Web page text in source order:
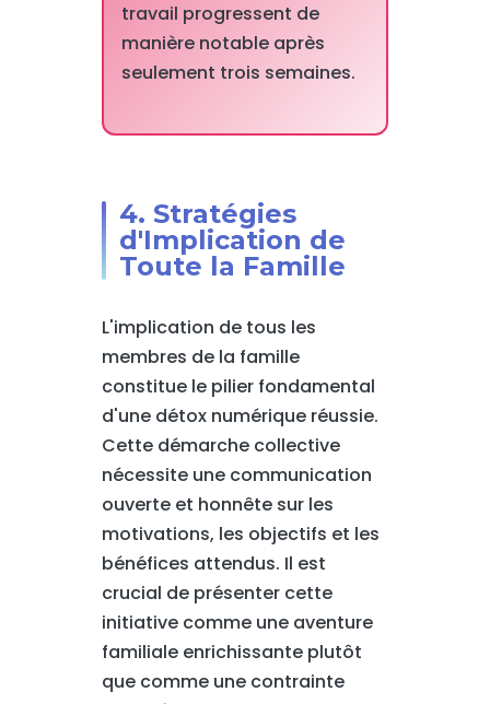
travail progressent de
manière notable après
seulement trois semaines.
4. Stratégies
d'Implication de
Toute la Famille
L'implication de tous les
membres de la famille
constitue le pilier fondamental
d'une détox numérique réussie.
Cette démarche collective
nécessite une communication
ouverte et honnête sur les
motivations, les objectifs et les
bénéfices attendus. Il est
crucial de présenter cette
initiative comme une aventure
familiale enrichissante plutôt
que comme une contrainte